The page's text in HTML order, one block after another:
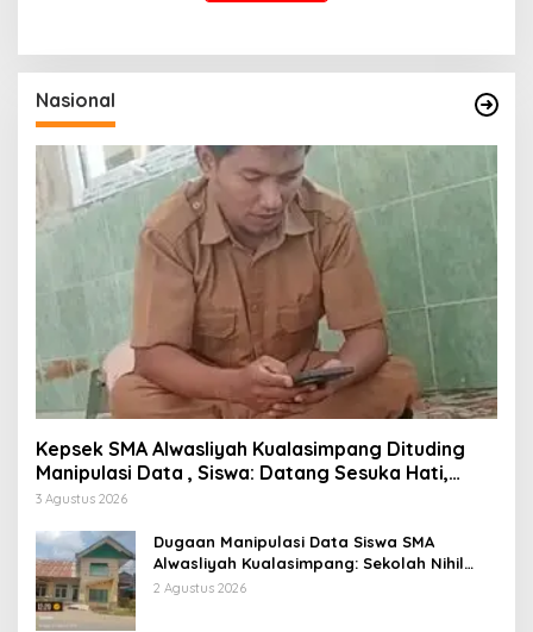
Nasional
Kepsek SMA Alwasliyah Kualasimpang Dituding
Manipulasi Data , Siswa: Datang Sesuka Hati,
Dana MBG Disalurkan ke Guru & Pesantren
3 Agustus 2026
Dugaan Manipulasi Data Siswa SMA
Alwasliyah Kualasimpang: Sekolah Nihil
Murid Tapi Terima Dana BOS & Paket
2 Agustus 2026